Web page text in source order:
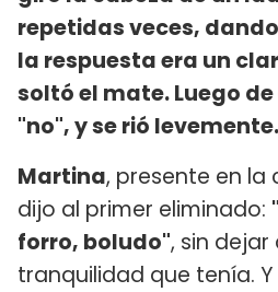
repetidas veces,
la respuesta era un
soltó el mate. Luego
"no", y se rió levemente.
Martina, presente en la
dijo al primer eliminado:
forro, boludo", sin
tranquilidad que tenía.